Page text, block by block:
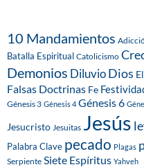
10 Mandamientos
Batalla Espiritual Catolicismo
Demonios DiluvioDios
Falsas Doctrinas Fe
Génesis 3 Génesis 4 Génesis 6
Jesucristo Jesuitas Jesús
Palabra Clave pecado Plagas
Serpiente Siete Espíritus Yahveh